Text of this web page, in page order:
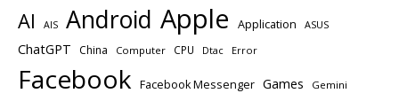
AI AIS Android Apple Application ASUS
ChatGPT China Computer CPU Dtac Error
Facebook Facebook Messenger Games Gemini